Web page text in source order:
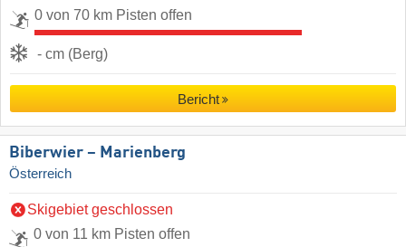
0 von 70 km Pisten offen
- cm (Berg)
Bericht
Biberwier – Marienberg
Österreich
Skigebiet geschlossen
0 von 11 km Pisten offen